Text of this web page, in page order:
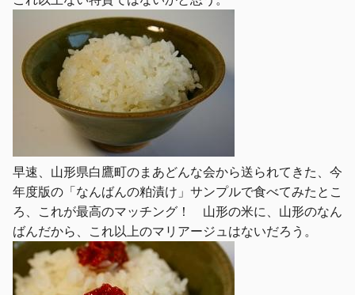
早速、山形県白鷹町のまあどんな会から送られてきた、今
年度版の「なんばんの粕漬け」サンプルで食べてみたとこ
ろ、これが最高のマッチング！ 山形の米に、山形のなん
ばんだから、これ以上のマリアージュはないだろう。